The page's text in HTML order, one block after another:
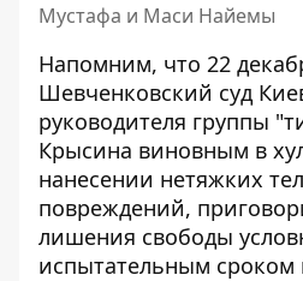
Мустафа и Маси Найемы
Напомним, что 22
Шевченковский суд
руководителя группы
Крысина виновным в
нанесении нетяжких
повреждений,
лишения свободы
испытательным сроком